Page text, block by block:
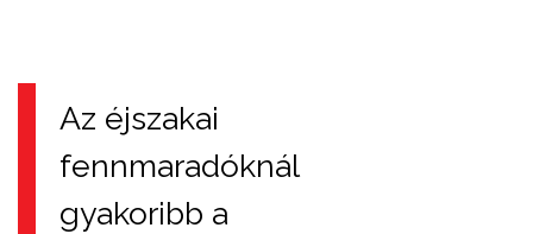
Az éjszakai
fennmaradóknál
gyakoribb a